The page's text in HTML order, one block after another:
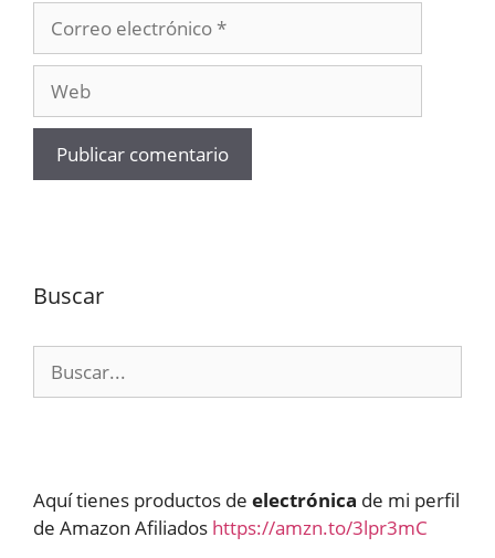
electrónico
Buscar
Aquí tienes productos de electrónica de mi perfil
de Amazon Afiliados https://amzn.to/3lpr3mC